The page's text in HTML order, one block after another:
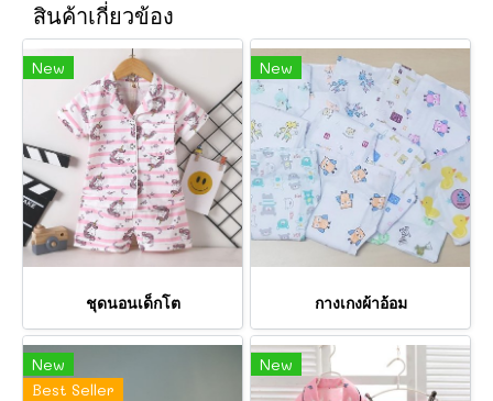
สินค้าเกี่ยวข้อง
New
ชุดนอนเด็กโต
New
กางเกงผ้าอ้อม
New
Best Seller
New